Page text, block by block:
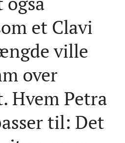
et Clavi
ville
over
Hvem Petra
til: Det